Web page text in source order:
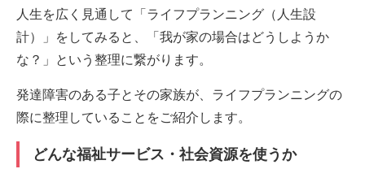
人生を広く見通して「ライフプランニング（人生設
計）」をしてみると、「我が家の場合はどうしようか
な？」という整理に繋がります。
発達障害のある子とその家族が、ライフプランニングの
際に整理していることをご紹介します。
どんな福祉サービス・社会資源を使うか